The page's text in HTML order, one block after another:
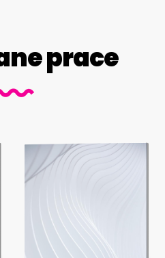
prace